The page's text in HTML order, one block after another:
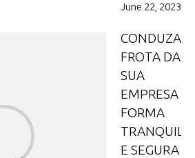
June 22, 2023
CONDUZA A
FROTA DA
SUA
EMPRESA
FORMA
TRANQUILA
E SEGURA